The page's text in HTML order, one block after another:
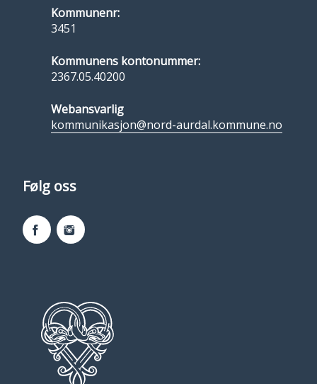
Kommunenr:
3451
Kommunens kontonummer:
2367.05.40200
Webansvarlig
kommunikasjon@nord-aurdal.kommune.no
Følg oss
FacebookInstagram